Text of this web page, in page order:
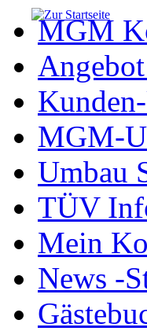
MGM
MGM-
Umbau
TÜV
Mein
News -